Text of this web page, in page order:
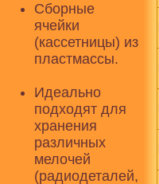
Сборные
ячейки
(кассетницы) из
пластмассы.
Идеально
подходят для
хранения
различных
мелочей
(радиодеталей,